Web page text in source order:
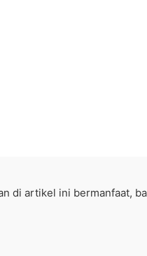
di artikel ini bermanfaat,